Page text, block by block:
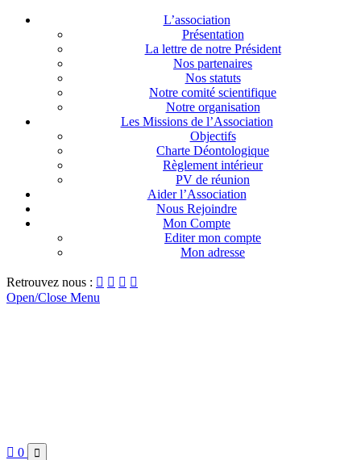
L’association
Présentation
La lettre de notre Président
Nos partenaires
Nos statuts
Notre comité scientifique
Notre organisation
Les Missions de l’Association
Objectifs
Charte Déontologique
Règlement intérieur
PV de réunion
Aider l’Association
Nous Rejoindre
Mon Compte
Editer mon compte
Mon adresse
Retrouvez nous :    
Open/Close Menu
 0 